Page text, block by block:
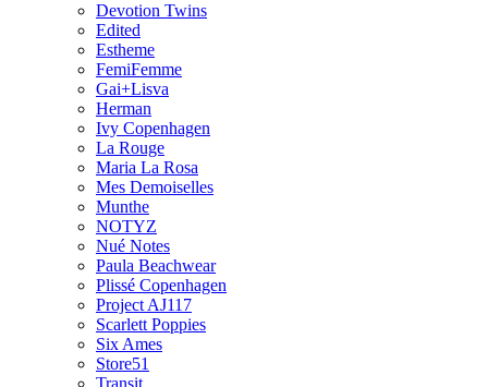
Devotion Twins
Edited
Estheme
FemiFemme
Gai+Lisva
Herman
Ivy Copenhagen
La Rouge
Maria La Rosa
Mes Demoiselles
Munthe
NOTYZ
Nué Notes
Paula Beachwear
Plissé Copenhagen
Project AJ117
Scarlett Poppies
Six Ames
Store51
Transit